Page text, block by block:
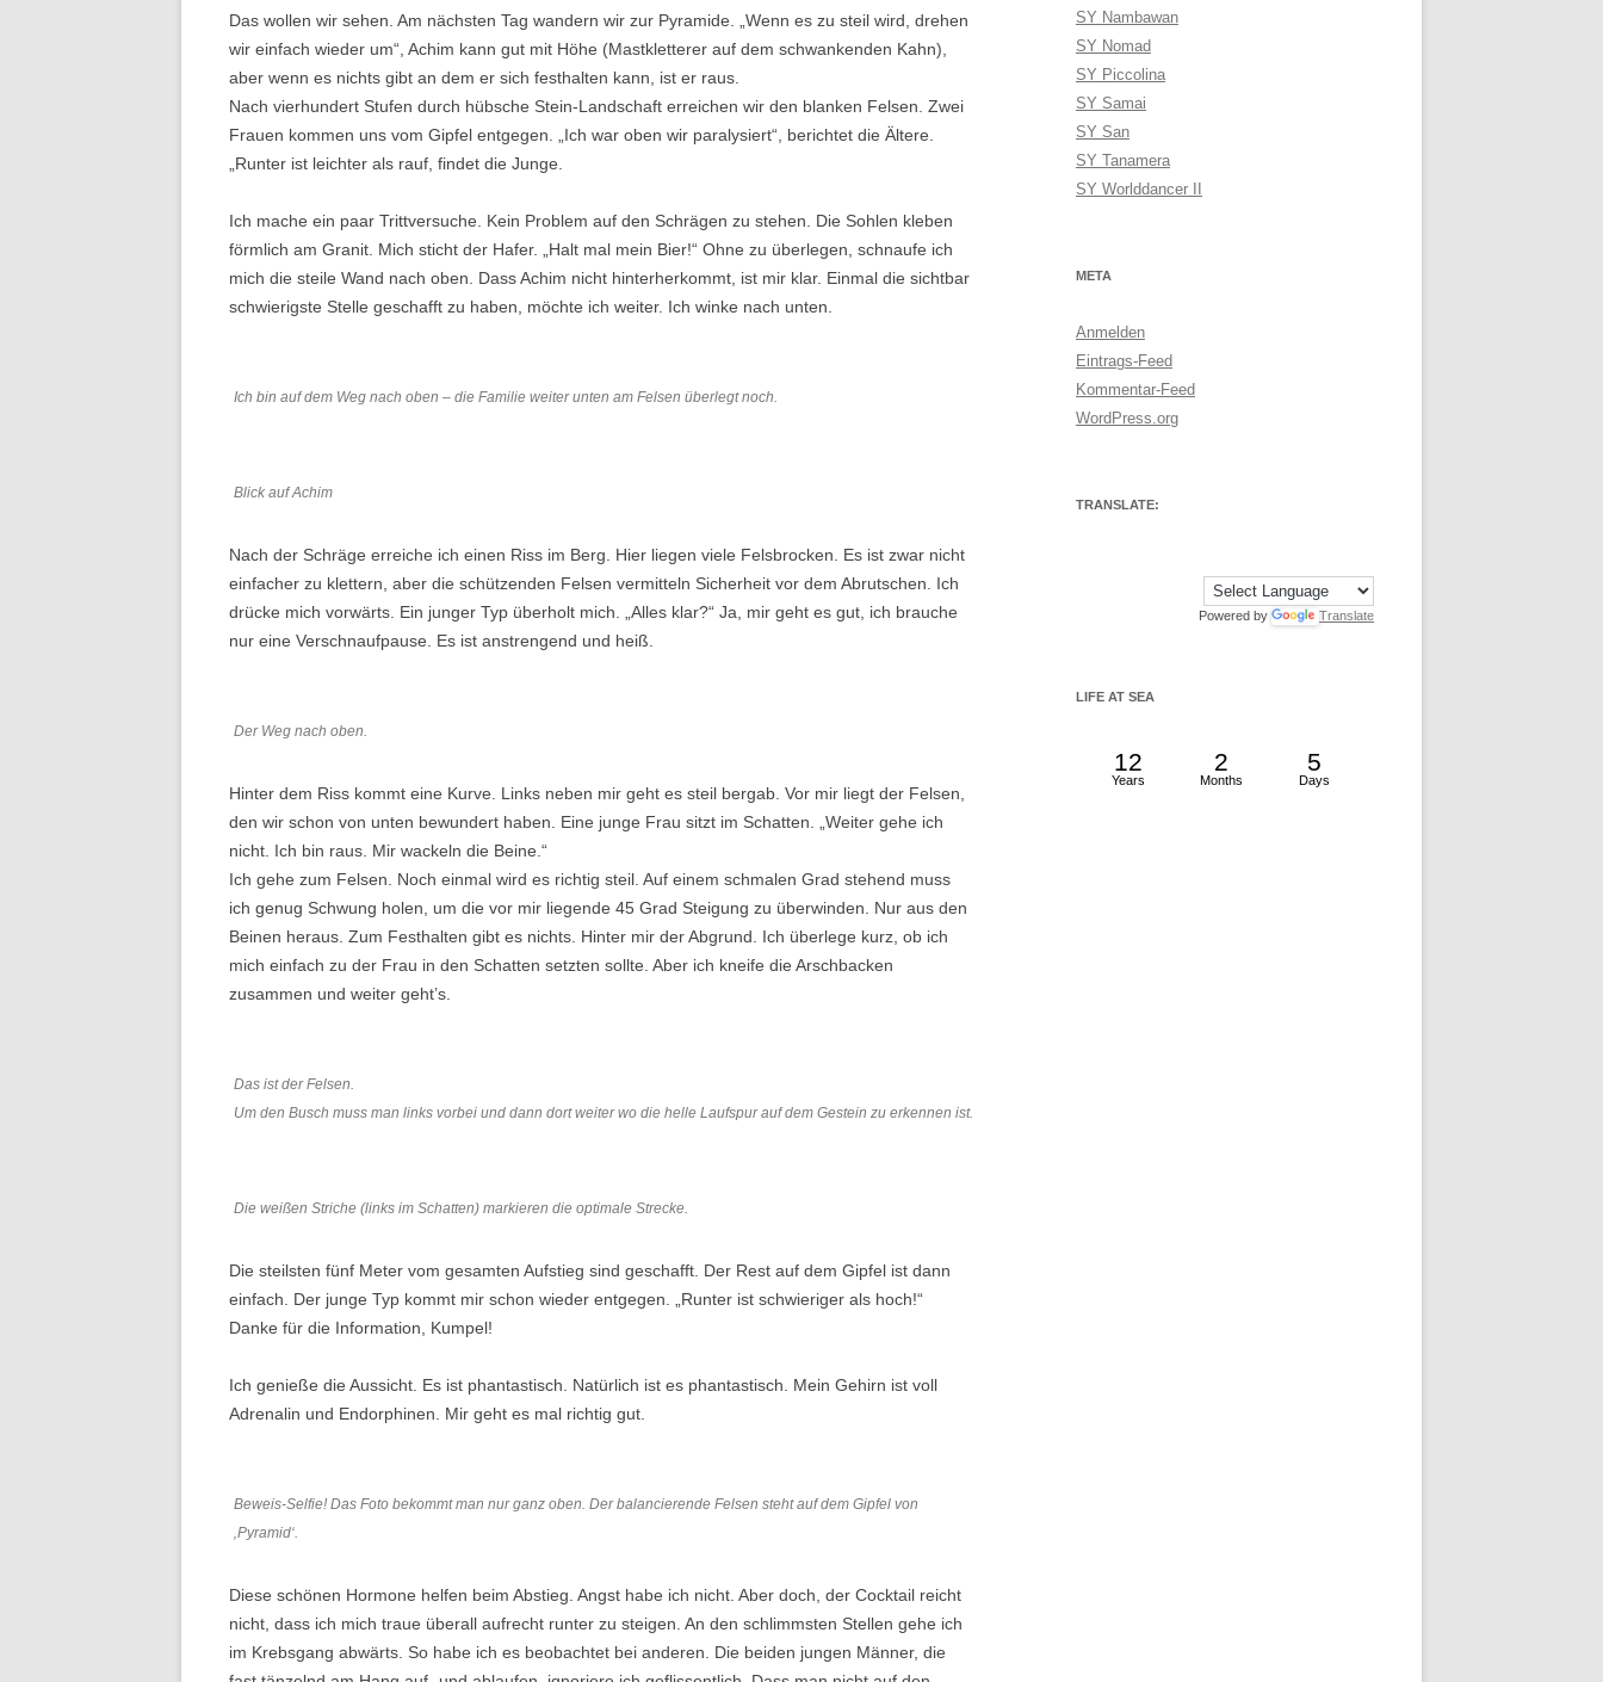
Das wollen wir sehen. Am nächsten Tag wandern wir zur Pyramide. „Wenn es zu steil wird, drehen
wir einfach wieder um“, Achim kann gut mit Höhe (Mastkletterer auf dem schwankenden Kahn),
aber wenn es nichts gibt an dem er sich festhalten kann, ist er raus.
Nach vierhundert Stufen durch hübsche Stein-Landschaft erreichen wir den blanken Felsen. Zwei
Frauen kommen uns vom Gipfel entgegen. „Ich war oben wir paralysiert“, berichtet die Ältere.
„Runter ist leichter als rauf, findet die Junge.
Ich mache ein paar Trittversuche. Kein Problem auf den Schrägen zu stehen. Die Sohlen kleben
förmlich am Granit. Mich sticht der Hafer. „Halt mal mein Bier!“ Ohne zu überlegen, schnaufe ich
mich die steile Wand nach oben. Dass Achim nicht hinterherkommt, ist mir klar. Einmal die sichtbar
schwierigste Stelle geschafft zu haben, möchte ich weiter. Ich winke nach unten.
Ich bin auf dem Weg nach oben – die Familie weiter unten am Felsen überlegt noch.
Blick auf Achim
Nach der Schräge erreiche ich einen Riss im Berg. Hier liegen viele Felsbrocken. Es ist zwar nicht
einfacher zu klettern, aber die schützenden Felsen vermitteln Sicherheit vor dem Abrutschen. Ich
drücke mich vorwärts. Ein junger Typ überholt mich. „Alles klar?“ Ja, mir geht es gut, ich brauche
nur eine Verschnaufpause. Es ist anstrengend und heiß.
Der Weg nach oben.
Hinter dem Riss kommt eine Kurve. Links neben mir geht es steil bergab. Vor mir liegt der Felsen,
den wir schon von unten bewundert haben. Eine junge Frau sitzt im Schatten. „Weiter gehe ich
nicht. Ich bin raus. Mir wackeln die Beine.“
Ich gehe zum Felsen. Noch einmal wird es richtig steil. Auf einem schmalen Grad stehend muss
ich genug Schwung holen, um die vor mir liegende 45 Grad Steigung zu überwinden. Nur aus den
Beinen heraus. Zum Festhalten gibt es nichts. Hinter mir der Abgrund. Ich überlege kurz, ob ich
mich einfach zu der Frau in den Schatten setzten sollte. Aber ich kneife die Arschbacken
zusammen und weiter geht’s.
Das ist der Felsen.
Um den Busch muss man links vorbei und dann dort weiter wo die helle Laufspur auf dem Gestein zu erkennen ist.
Die weißen Striche (links im Schatten) markieren die optimale Strecke.
Die steilsten fünf Meter vom gesamten Aufstieg sind geschafft. Der Rest auf dem Gipfel ist dann
einfach. Der junge Typ kommt mir schon wieder entgegen. „Runter ist schwieriger als hoch!“
Danke für die Information, Kumpel!
Ich genieße die Aussicht. Es ist phantastisch. Natürlich ist es phantastisch. Mein Gehirn ist voll
Adrenalin und Endorphinen. Mir geht es mal richtig gut.
Beweis-Selfie! Das Foto bekommt man nur ganz oben. Der balancierende Felsen steht auf dem Gipfel von
‚Pyramid‘.
Diese schönen Hormone helfen beim Abstieg. Angst habe ich nicht. Aber doch, der Cocktail reicht
nicht, dass ich mich traue überall aufrecht runter zu steigen. An den schlimmsten Stellen gehe ich
im Krebsgang abwärts. So habe ich es beobachtet bei anderen. Die beiden jungen Männer, die
SY Nambawan
SY Nomad
SY Piccolina
SY Samai
SY San
SY Tanamera
SY Worlddancer II
META
Anmelden
Eintrags-Feed
Kommentar-Feed
WordPress.org
TRANSLATE:
Powered by Translate
LIFE AT SEA
12
Years
2
Months
5
Days